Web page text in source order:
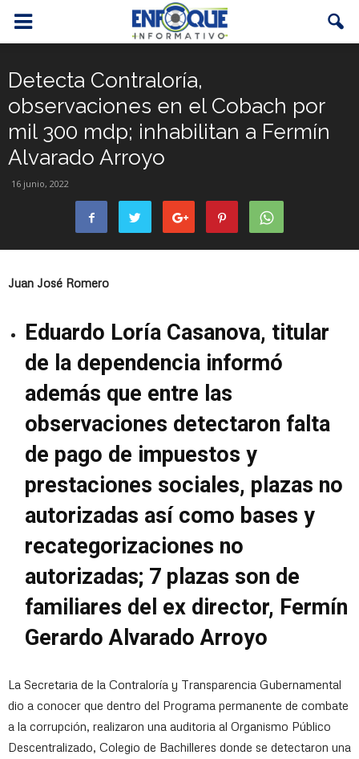
Detecta Contraloría,
observaciones en el Cobach por
mil 300 mdp; inhabilitan a Fermín
Alvarado Arroyo
16 junio, 2022
Juan José Romero
Eduardo Loría Casanova, titular
de la dependencia informó
además que entre las
observaciones detectaron falta
de pago de impuestos y
prestaciones sociales, plazas no
autorizadas así como bases y
recategorizaciones no
autorizadas; 7 plazas son de
familiares del ex director, Fermín
Gerardo Alvarado Arroyo
La Secretaria de la Contraloría y Transparencia Gubernamental
dio a conocer que dentro del Programa permanente de combate
a la corrupción, realizaron una auditoria al Organismo Público
Descentralizado, Colegio de Bachilleres donde se detectaron una